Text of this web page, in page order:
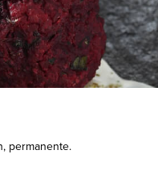
permanente.